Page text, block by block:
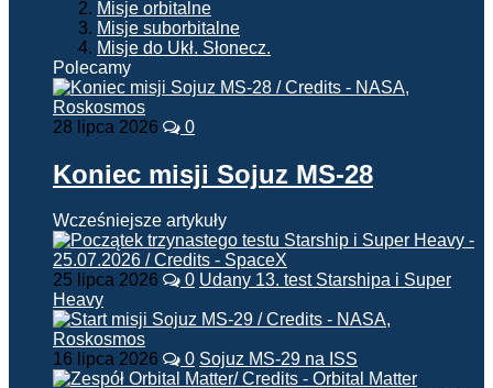
Misje orbitalne
Misje suborbitalne
Misje do Ukł. Słonecz.
Polecamy
28 lipca 2026 0
Koniec misji Sojuz MS-28
Wcześniejsze artykuły
25 lipca 2026 0 Udany 13. test Starshipa i Super
Heavy
16 lipca 2026 0 Sojuz MS-29 na ISS